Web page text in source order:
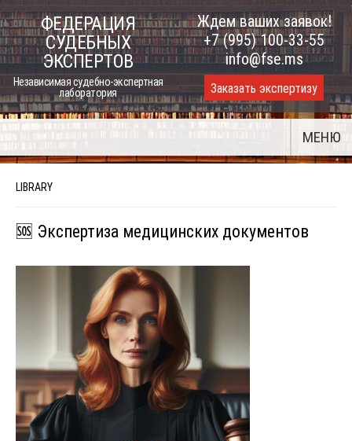
Skip
to
content
ФЕДЕРАЦИЯ
СУДЕБНЫХ
ЭКСПЕРТОВ
Независимая судебно-экспертная
лаборатория
Ждем ваших заявок!
+7 (995) 100-33-55
info@fse.ms
Заказать экспертизу
МЕНЮ
LIBRARY
🆘 Экспертиза медицинских документов